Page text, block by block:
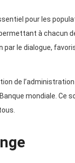
pour les
à chacun
par le dialogue,
de
mondiale. Ce